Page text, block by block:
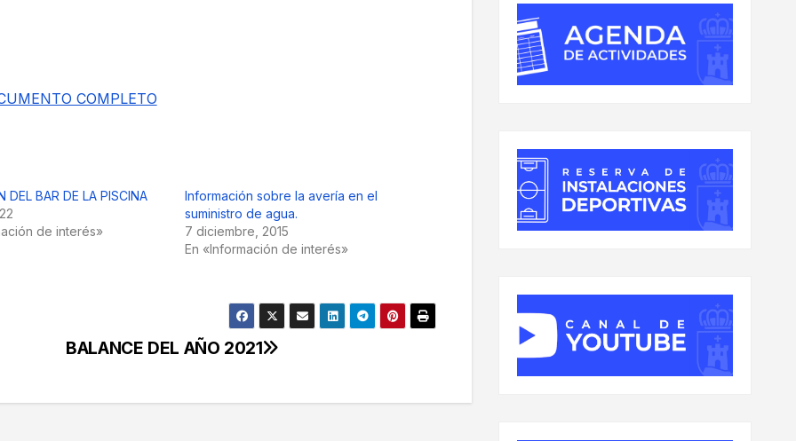
COMPLETO
DEL BAR DE LA PISCINA
de interés»
Información sobre la avería en el
suministro de agua.
7 diciembre, 2015
En «Información de interés»
BALANCE DEL AÑO 2021